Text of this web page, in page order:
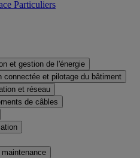
Particuliers
et gestion de l'énergie
connectée et pilotage du bâtiment
et réseau
de câbles